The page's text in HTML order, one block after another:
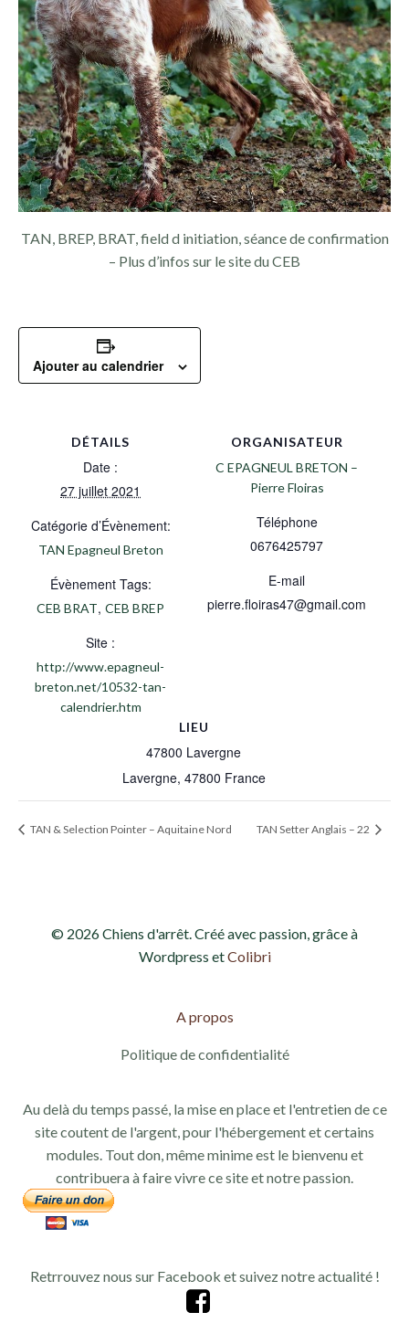
TAN, BREP, BRAT, field d initiation, séance de confirmation
– Plus d’infos sur le site du CEB
Ajouter au calendrier
DÉTAILS
Date :
27 juillet 2021
Catégorie d’Évènement:
TAN Epagneul Breton
Évènement Tags:
CEB BRAT, CEB BREP
Site :
http://www.epagneul-
breton.net/10532-tan-
calendrier.htm
LIEU
47800 Lavergne
Lavergne, 47800 France
ORGANISATEUR
C EPAGNEUL BRETON –
Pierre Floiras
Téléphone
0676425797
E-mail
pierre.floiras47@gmail.com
TAN & Selection Pointer – Aquitaine Nord TAN Setter Anglais – 22
© 2026 Chiens d'arrêt. Créé avec passion, grâce à
Wordpress etColibri
A propos
Politique de confidentialité
Au delà du temps passé, la mise en place et l'entretien de ce
site coutent de l'argent, pour l'hébergement et certains
modules. Tout don, même minime est le bienvenu et
contribuera à faire vivre ce site et notre passion.
Retrrouvez nous sur Facebook et suivez notre actualité !